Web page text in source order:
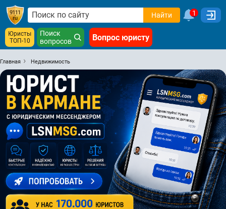
Найти 1
Юристы
ТОП-10
Поиск
вопросов
Вопрос юристу
Главная Недвижимость